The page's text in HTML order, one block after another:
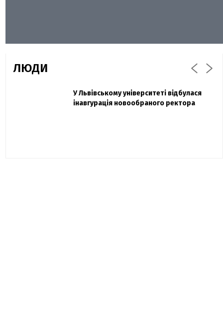
ЛЮДИ
Павло Дак
«Час не лікує, лише притуплює біль»:
Захисник "Азовсталі" Діанов вдруге
одружився та показав фото з весілля
У Львівському університеті відбулася
інавгурація новообраного ректора